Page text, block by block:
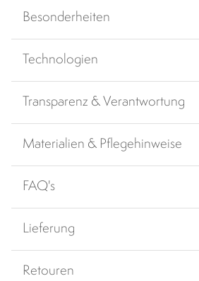
Besonderheiten
Technologien
Transparenz & Verantwortung
Materialien & Pflegehinweise
FAQ's
Lieferung
Retouren